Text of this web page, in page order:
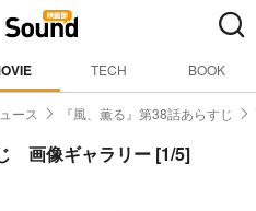
TECH BOOK
ース 『風、薫る』第38話あらすじ
画像ギャラリー [1/5]